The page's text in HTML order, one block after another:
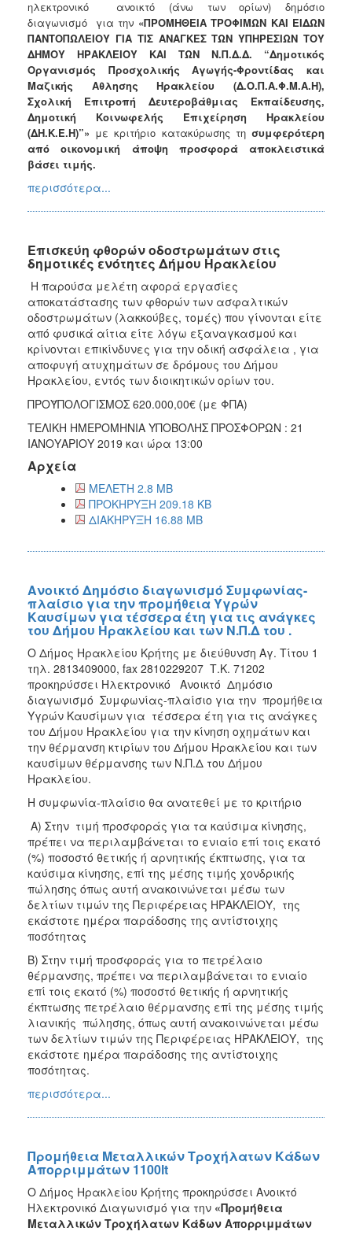
ηλεκτρονικό ανοικτό (άνω των ορίων) δημόσιο
διαγωνισμό για την «ΠΡΟΜΗΘΕΙΑ ΤΡΟΦΙΜΩΝ ΚΑΙ ΕΙΔΩΝ
ΠΑΝΤΟΠΩΛΕΙΟΥ ΓΙΑ ΤΙΣ ΑΝΑΓΚΕΣ ΤΩΝ ΥΠΗΡΕΣΙΩΝ ΤΟΥ
ΔΗΜΟΥ ΗΡΑΚΛΕΙΟΥ ΚΑΙ ΤΩΝ Ν.Π.Δ.Δ. “Δημοτικός
Οργανισμός Προσχολικής Αγωγής-Φροντίδας και
Μαζικής Aθλησης Ηρακλείου (Δ.Ο.Π.Α.Φ.Μ.Α.Η),
Σχολική Επιτροπή Δευτεροβάθμιας Εκπαίδευσης,
Δημοτική Κοινωφελής Επιχείρηση Ηρακλείου
(ΔΗ.Κ.Ε.Η)”» με κριτήριο κατακύρωσης τησυμφερότερη
από οικονομική άποψη προσφορά αποκλειστικά
βάσει τιμής.
περισσότερα...
Επισκεύη φθορών οδοστρωμάτων στις
δημοτικές ενότητες Δήμου Ηρακλείου
Η παρούσα μελέτη αφορά εργασίες
αποκατάστασης των φθορών των ασφαλτικών
οδοστρωμάτων (λακκούβες, τομές) που γίνονται είτε
από φυσικά αίτια είτε λόγω εξαναγκασμού και
κρίνονται επικίνδυνες για την οδική ασφάλεια , για
αποφυγή ατυχημάτων σε δρόμους του Δήμου
Ηρακλείου, εντός των διοικητικών ορίων του.
ΠΡΟΫΠΟΛΟΓΙΣΜΟΣ 620.000,00€ (με ΦΠΑ)
ΤΕΛΙΚΗ ΗΜΕΡΟΜΗΝΙΑ ΥΠΟΒΟΛΗΣ ΠΡΟΣΦΟΡΩΝ : 21
ΙΑΝΟΥΑΡΙΟΥ 2019 και ώρα 13:00
Αρχεία
ΜΕΛΕΤΗ 2.8 MB
ΠΡΟΚΗΡΥΞΗ 209.18 KB
ΔΙΑΚΗΡΥΞΗ 16.88 MB
Ανοικτό Δημόσιο διαγωνισμό Συμφωνίας-
πλαίσιο για την προμήθεια Υγρών
Καυσίμων για τέσσερα έτη για τις ανάγκες
του Δήμου Ηρακλείου και των Ν.Π.Δ του .
Ο Δήμος Ηρακλείου Κρήτης με διεύθυνση Αγ. Τίτου 1
τηλ. 2813409000, fax 2810229207 Τ.Κ. 71202
προκηρύσσει Ηλεκτρονικό Ανοικτό Δημόσιο
διαγωνισμό Συμφωνίας-πλαίσιο για την προμήθεια
Υγρών Καυσίμων για τέσσερα έτη για τις ανάγκες
του Δήμου Ηρακλείου για την κίνηση οχημάτων και
την θέρμανση κτιρίων του Δήμου Ηρακλείου και των
καυσίμων θέρμανσης των Ν.Π.Δ του Δήμου
Ηρακλείου.
Η συμφωνία-πλαίσιο θα ανατεθεί με το κριτήριο
Α) Στην τιμή προσφοράς για τα καύσιμα κίνησης,
πρέπει να περιλαμβάνεται το ενιαίο επί τοις εκατό
(%) ποσοστό θετικής ή αρνητικής έκπτωσης, για τα
καύσιμα κίνησης, επί της μέσης τιμής χονδρικής
πώλησης όπως αυτή ανακοινώνεται μέσω των
δελτίων τιμών της Περιφέρειας ΗΡΑΚΛΕΙΟΥ, της
εκάστοτε ημέρα παράδοσης της αντίστοιχης
ποσότητας
Β) Στην τιμή προσφοράς για το πετρέλαιο
θέρμανσης, πρέπει να περιλαμβάνεται το ενιαίο
επί τοις εκατό (%) ποσοστό θετικής ή αρνητικής
έκπτωσης πετρέλαιο θέρμανσης επί της μέσης τιμής
λιανικής πώλησης, όπως αυτή ανακοινώνεται μέσω
των δελτίων τιμών της Περιφέρειας ΗΡΑΚΛΕΙΟΥ, της
εκάστοτε ημέρα παράδοσης της αντίστοιχης
ποσότητας.
περισσότερα...
Προμήθεια Μεταλλικών Τροχήλατων Κάδων
Απορριμμάτων 1100lt
Ο Δήμος Ηρακλείου Κρήτης προκηρύσσει Ανοικτό
Ηλεκτρονικό Διαγωνισμό για την «Προμήθεια
Μεταλλικών Τροχήλατων Κάδων Απορριμμάτων